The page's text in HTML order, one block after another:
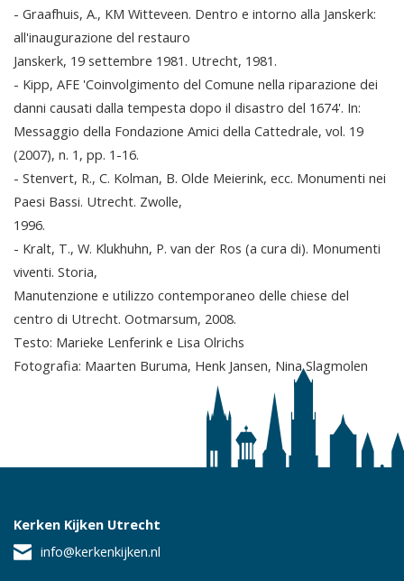
- Graafhuis, A., KM Witteveen. Dentro e intorno alla Janskerk:
all'inaugurazione del restauro
Janskerk, 19 settembre 1981. Utrecht, 1981.
- Kipp, AFE 'Coinvolgimento del Comune nella riparazione dei
danni causati dalla tempesta dopo il disastro del 1674'. In:
Messaggio della Fondazione Amici della Cattedrale, vol. 19
(2007), n. 1, pp. 1-16.
- Stenvert, R., C. Kolman, B. Olde Meierink, ecc. Monumenti nei
Paesi Bassi. Utrecht. Zwolle,
1996.
- Kralt, T., W. Klukhuhn, P. van der Ros (a cura di). Monumenti
viventi. Storia,
Manutenzione e utilizzo contemporaneo delle chiese del
centro di Utrecht. Ootmarsum, 2008.
Testo: Marieke Lenferink e Lisa Olrichs
Fotografia: Maarten Buruma, Henk Jansen, Nina Slagmolen
Kerken Kijken Utrecht
info@kerkenkijken.nl